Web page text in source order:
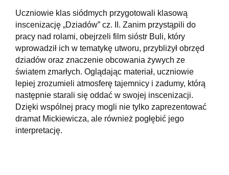
Uczniowie klas siódmych przygotowali klasową
inscenizację „Dziadów” cz. II. Zanim przystąpili do
pracy nad rolami, obejrzeli film sióstr Buli, który
wprowadził ich w tematykę utworu, przybliżył obrzęd
dziadów oraz znaczenie obcowania żywych ze
światem zmarłych. Oglądając materiał, uczniowie
lepiej zrozumieli atmosferę tajemnicy i zadumy, którą
następnie starali się oddać w swojej inscenizacji.
Dzięki wspólnej pracy mogli nie tylko zaprezentować
dramat Mickiewicza, ale również pogłębić jego
interpretację.